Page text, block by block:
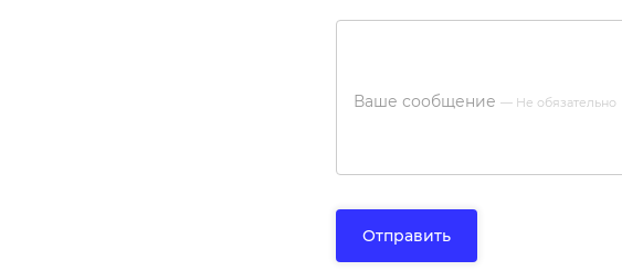
Ваше сообщение — Не обязательно
Отправить